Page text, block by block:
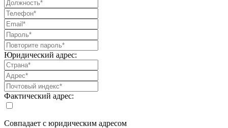
Юридический адрес:
Фактический адрес:
Совпадает с юридическим адресом